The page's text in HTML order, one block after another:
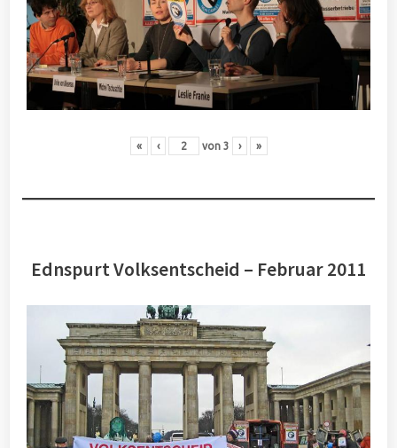
« ‹ von 3 › »
Ednspurt Volksentscheid – Februar 2011